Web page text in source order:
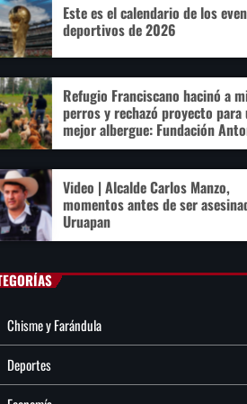
Este es el calendario de los
deportivos de 2026
Refugio Franciscano hacinó a
perros y rechazó proyecto para
mejor albergue: Fundación
Hagenbeck
Video | Alcalde Carlos Manzo,
momentos antes de ser
Uruapan
Chisme y Farándula
Deportes